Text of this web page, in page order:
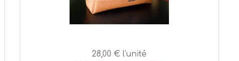
28,00 € l'unité